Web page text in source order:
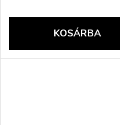
KOSÁRBA